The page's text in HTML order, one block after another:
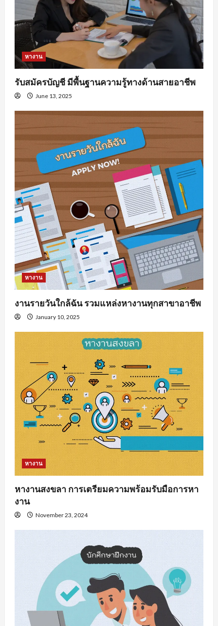
หางาน
รับสมัครบัญชี มีพื้นฐานความรู้ทางด้านสายอาชีพ
June 13, 2025
หางาน
งานรายวันใกล้ฉัน รวมแหล่งหางานทุกสาขาอาชีพ
January 10, 2025
หางาน
หางานสงขลา การเตรียมความพร้อมรับมือการหา
งาน
November 23, 2024